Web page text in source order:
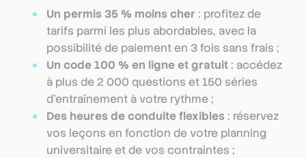
Un permis 35 % moins cher : profitez de
tarifs parmi les plus abordables, avec la
possibilité de paiement en 3 fois sans frais ;
Un code 100 % en ligne et gratuit : accédez
à plus de 2 000 questions et 150 séries
d’entraînement à votre rythme ;
Des heures de conduite flexibles : réservez
vos leçons en fonction de votre planning
universitaire et de vos contraintes ;